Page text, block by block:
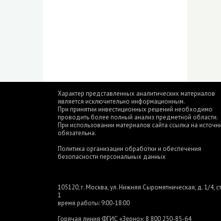
Характер представленных аналитических материалов
является исключительно информационным.
При принятии инвестиционных решений необходимо
проводить более полный анализ предметной области.
При использовании материалов сайта ссылка на
обязательна.
Политика организации обработки и обеспечения
безопасности персональных данных
105120, г. Москва, ул. Нижняя Сыромятническая, д. 1/4,
1
время работы: 9:00-18:00
Горячая линия ФГИС «Зерно»: 8 800 250-85-64